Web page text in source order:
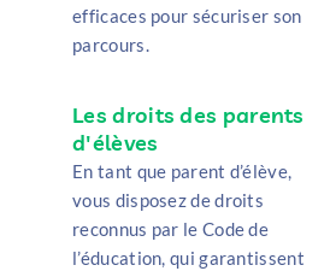
efficaces pour sécuriser son
parcours.
Les droits des parents
d'élèves
En tant que parent d’élève,
vous disposez de droits
reconnus par le Code de
l’éducation, qui garantissent